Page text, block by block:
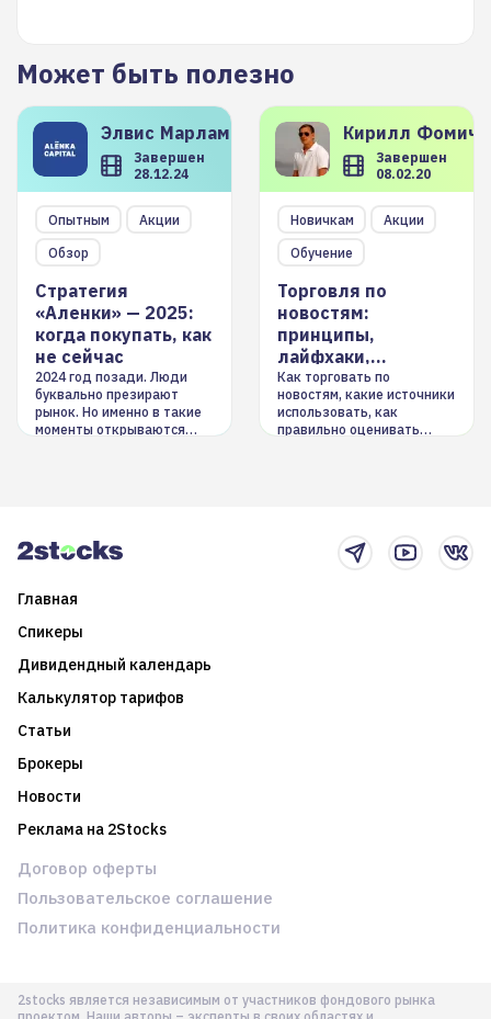
Может быть полезно
Элвис Марламов
Завершен
28.12.24
Опытным
Акции
Обзор
Стратегия
«Аленки» — 2025:
когда покупать, как
не сейчас
2024 год позади. Люди
буквально презирают
рынок. Но именно в такие
моменты открываются
Кирилл
Завершен
08.02.20
Новичкам
Акции
Обучение
Торговля по
новостям:
принципы,
лайфхаки,
инструменты
Как торговать по
новостям, какие источники
использовать, как
правильно оценивать
Главная
Спикеры
Дивидендный календарь
Калькулятор тарифов
Статьи
Брокеры
Новости
Реклама на 2Stocks
2stocks является независимым от участников фондового рынка
Договор оферты
Пользовательское соглашение
Политика конфиденциальности